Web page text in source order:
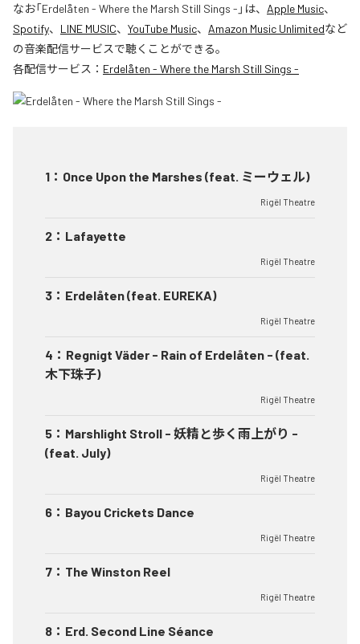
なお「Erdelåten - Where the Marsh Still Sings - 」は、 Apple Music、
Spotify、 LINE MUSIC、 YouTube Music、 Amazon Music Unlimitedなど
の音楽配信サービスで聴くことができる。
各配信サービス： Erdelåten - Where the Marsh Still Sings -
1 ： Once Upon the Marshes (feat. ミーウェル)
Rigël Theatre
2 ： Lafayette
Rigël Theatre
3 ： Erdelåten (feat. EUREKA)
Rigël Theatre
4 ： Regnigt Väder - Rain of Erdelåten - (feat.
木下珠子)
Rigël Theatre
5 ： Marshlight Stroll - 妖精と歩く雨上がり -
(feat. July)
Rigël Theatre
6 ： Bayou Crickets Dance
Rigël Theatre
7 ： The Winston Reel
Rigël Theatre
8 ： Erd. Second Line Séance